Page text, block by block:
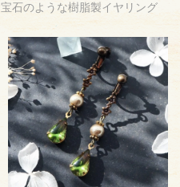
宝石のような樹脂製イヤリング